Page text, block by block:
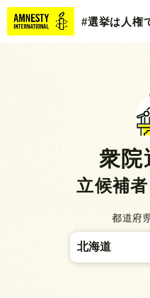
#選挙は人権
衆院
立候補
都道府